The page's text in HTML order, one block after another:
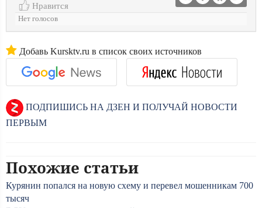
Нравится
Нет голосов
Добавь Kursktv.ru в список своих источников
ПОДПИШИСЬ НА ДЗЕН И ПОЛУЧАЙ НОВОСТИ
ПЕРВЫМ
Похожие статьи
Курянин попался на новую схему и перевел мошенникам 700
тысяч